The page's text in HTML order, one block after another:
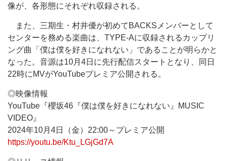
像が、各形態にそれぞれ収録される。
また、三期生・村井優が初めてBACKSメンバーとして
センターを務める楽曲は、TYPE-Aに収録されるカップリ
ング曲「僕は僕を好きになれない」であることが明らかと
なった。音源は10月4日に先行配信スタートとなり、同日
22時にMVがYouTubeプレミア公開される。
◎映像情報
YouTube『櫻坂46『僕は僕を好きになれない』MUSIC
VIDEO』
2024年10月4日（金）22:00～プレミア公開
https://youtu.be/Ktu_LGjGd7A